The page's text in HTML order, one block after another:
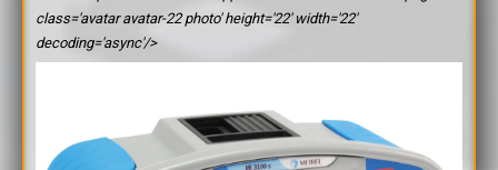
class='avatar avatar-22 photo' height='22' width='22'
decoding='async'/>